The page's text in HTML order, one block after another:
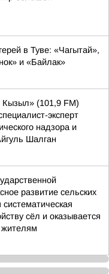
в Туве: «Чагытай»,
и «Байлак»
(101,9 FM)
эксперт
надзора и
Шалган
развитие сельских
сёл и оказывается
жителям